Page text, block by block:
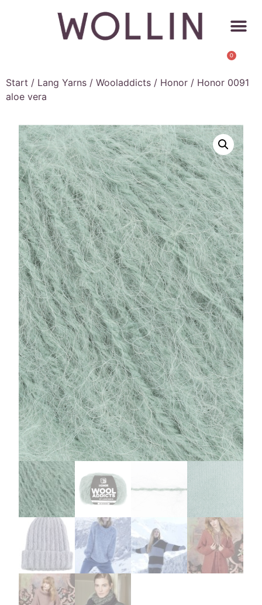
0
Start / Lang Yarns / Wooladdicts / Honor / Honor 0091
aloe vera